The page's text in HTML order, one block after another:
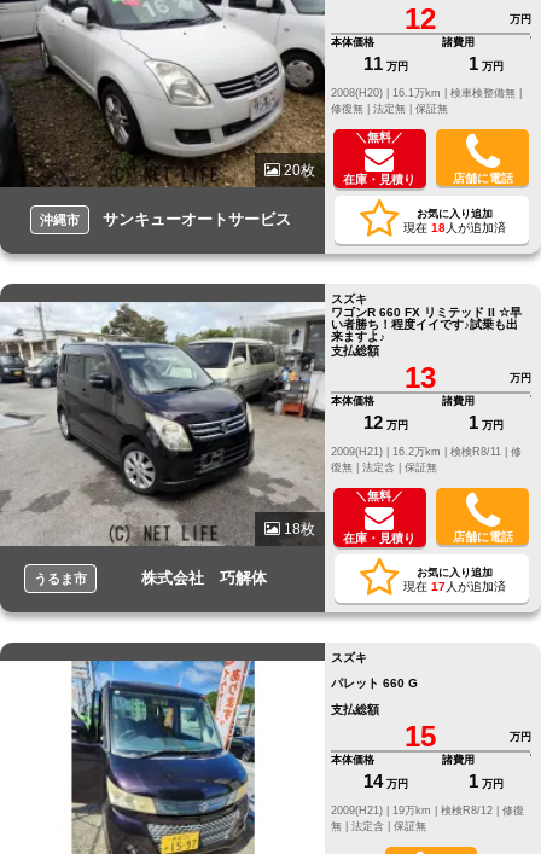
20枚
沖縄市 サンキューオートサービス
12
万円
本体価格
11 万円
諸費用
1 万円
修復無 | 法定無 | 保証無
＼無料／
在庫・見積り 店舗に電話
お気に入り追加
現在 18人が追加済
18枚
うるま市 株式会社 巧解体
スズキ
ワゴンR 660 FX リミテッド II ☆早
い者勝ち！程度イイです♪試乗も出
来ますよ♪
支払総額
13
万円
本体価格
12 万円
諸費用
1 万円
修
復無 | 法定含 | 保証無
＼無料／
在庫・見積り 店舗に電話
お気に入り追加
現在 17人が追加済
スズキ
パレット 660 G
支払総額
15
万円
本体価格
14 万円
諸費用
1 万円
修復
無 | 法定含 | 保証無